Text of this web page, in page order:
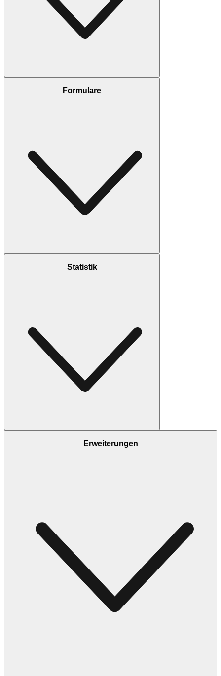
Formulare
Statistik
Erweiterungen